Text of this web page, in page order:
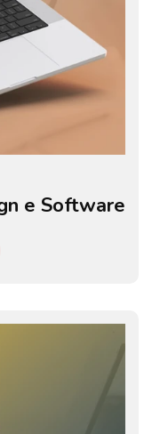
e Software